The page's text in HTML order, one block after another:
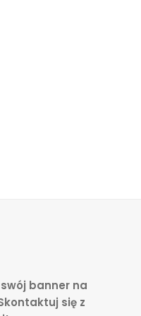
banner na
się z